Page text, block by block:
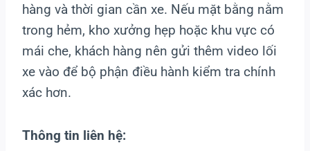
hàng và thời gian cần xe. Nếu mặt bằng nằm
trong hẻm, kho xưởng hẹp hoặc khu vực có
mái che, khách hàng nên gửi thêm video lối
xe vào để bộ phận điều hành kiểm tra chính
xác hơn.
Thông tin liên hệ: